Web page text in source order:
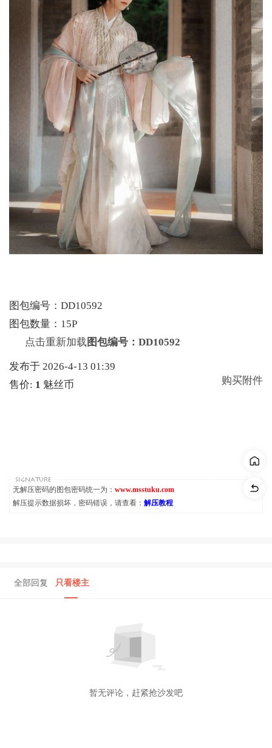
图包编号：DD10592
图包数量：15P
点击重新加载 图包编号：DD10592
发布于 2026-4-13 01:39
售价: 1 魅丝币 购买附件
无解压密码的图包密码统一为： www.msstuku.com
解压提示数据损坏，密码错误，请查看： 解压教程
全部回复 只看楼主
暂无评论，赶紧抢沙发吧